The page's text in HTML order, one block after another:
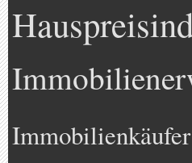
Immobilienkäufer